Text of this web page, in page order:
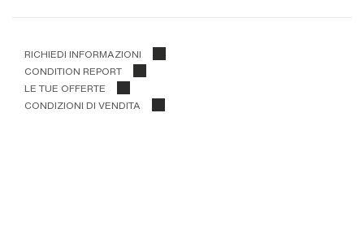
RICHIEDI INFORMAZIONI
CONDITION REPORT
LE TUE OFFERTE
CONDIZIONI DI VENDITA